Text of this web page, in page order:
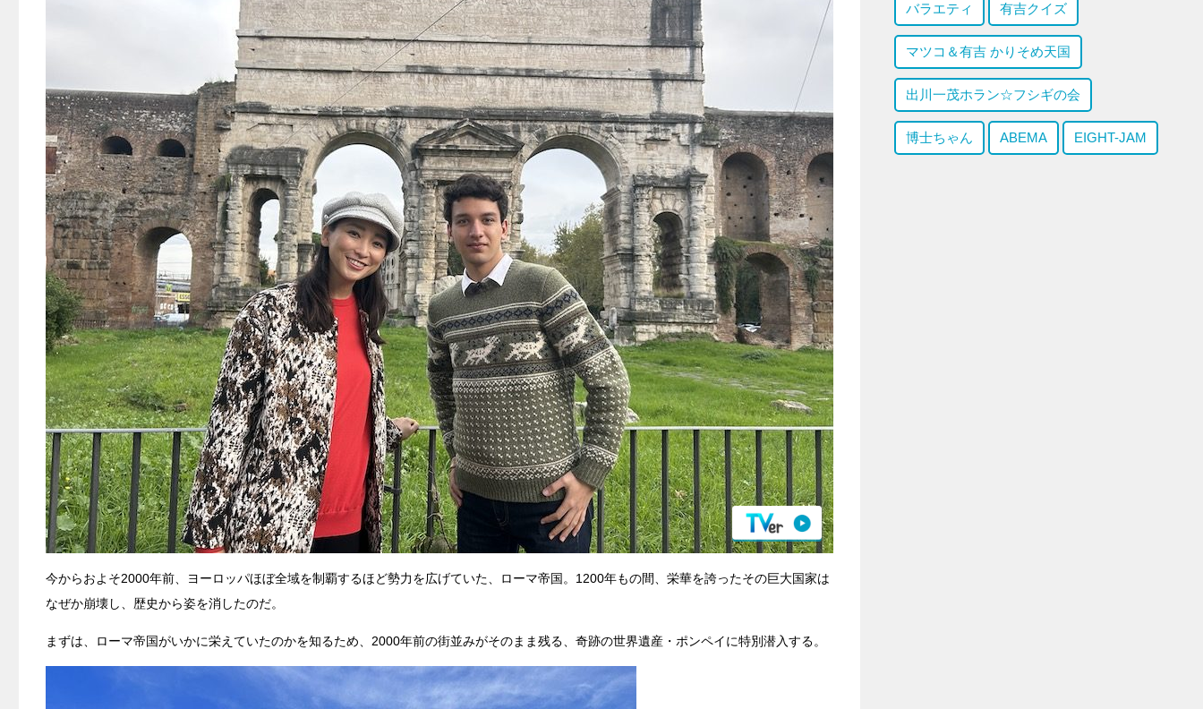
今からおよそ2000年前、ヨーロッパほぼ全域を制覇するほど勢力を広げていた、ローマ帝国。1200年もの間、栄華を誇ったその巨大国家は
なぜか崩壊し、歴史から姿を消したのだ。
まずは、ローマ帝国がいかに栄えていたのかを知るため、2000年前の街並みがそのまま残る、奇跡の世界遺産・ポンペイに特別潜入する。
バラエティ 有吉クイズ
マツコ＆有吉 かりそめ天国
出川一茂ホラン☆フシギの会
博士ちゃん ABEMA EIGHT-JAM